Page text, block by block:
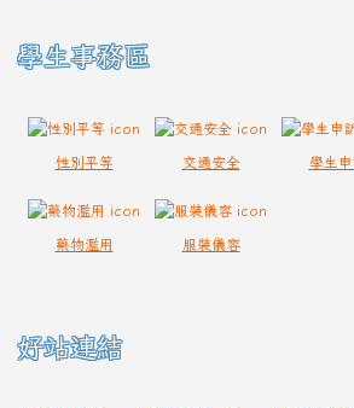
學生事務區
性別平等 交通安全 學生
藥物濫用 服裝儀容
好站連結